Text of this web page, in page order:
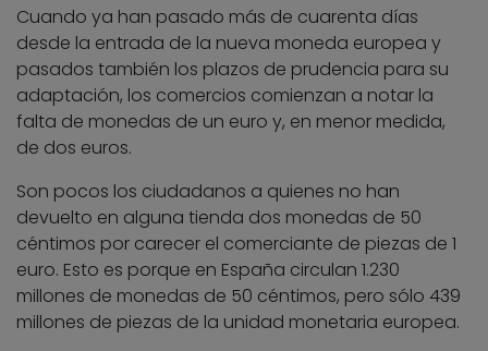
Cuando ya han pasado más de cuarenta días
desde la entrada de la nueva moneda europea y
pasados también los plazos de prudencia para su
adaptación, los comercios comienzan a notar la
falta de monedas de un euro y, en menor medida,
de dos euros.
Son pocos los ciudadanos a quienes no han
devuelto en alguna tienda dos monedas de 50
céntimos por carecer el comerciante de piezas de 1
euro. Esto es porque en España circulan 1.230
millones de monedas de 50 céntimos, pero sólo 439
millones de piezas de la unidad monetaria europea.